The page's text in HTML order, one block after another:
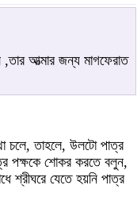
আত্মার জন্য মাগফেরাত
চলে, তাহলে, উলটো পাত্র
পক্ষকে শোকর করতে বলুন,
শ্রীঘরে যেতে হয়নি পাত্র